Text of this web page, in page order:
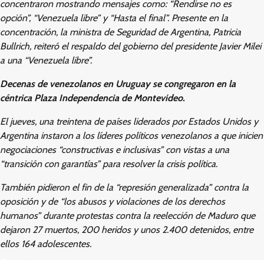
concentraron mostrando mensajes como: “Rendirse no es
opción”, “Venezuela libre” y “Hasta el final”. Presente en la
concentración, la ministra de Seguridad de Argentina, Patricia
Bullrich, reiteró el respaldo del gobierno del presidente Javier Milei
a una “Venezuela libre”.
Decenas de venezolanos en Uruguay se congregaron en la
céntrica Plaza Independencia de Montevideo.
El jueves, una treintena de países liderados por Estados Unidos y
Argentina instaron a los líderes políticos venezolanos a que inicien
negociaciones “constructivas e inclusivas” con vistas a una
“transición con garantías” para resolver la crisis política.
También pidieron el fin de la “represión generalizada” contra la
oposición y de “los abusos y violaciones de los derechos
humanos” durante protestas contra la reelección de Maduro que
dejaron 27 muertos, 200 heridos y unos 2.400 detenidos, entre
ellos 164 adolescentes.